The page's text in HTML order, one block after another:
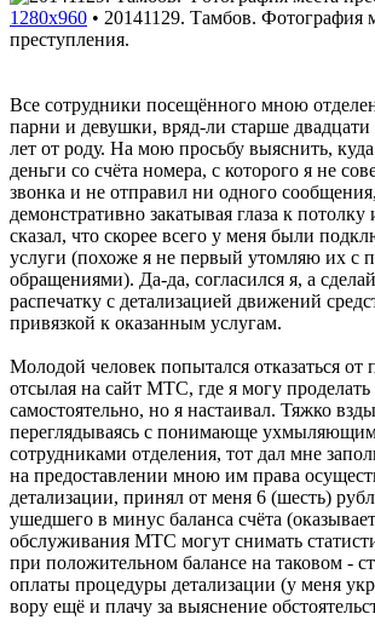
1280x960 • 20141129. Тамбов. Фотография
преступления.
Все сотрудники посещённого мною
парни и девушки, вряд-ли старше двадцати
лет от роду. На мою просьбу выяснить,
деньги со счёта номера, с которого я не
звонка и не отправил ни одного
демонстративно закатывая глаза к потолку
сказал, что скорее всего у меня были
услуги (похоже я не первый утомляю их с
обращениями). Да-да, согласился я, а
распечатку с детализацией движений
привязкой к оказанным услугам.
Молодой человек попытался отказаться
отсылая на сайт МТС, где я могу проделать
самостоятельно, но я настаивал. Тяжко
переглядываясь с понимающе
сотрудниками отделения, тот дал мне
на предоставлении мною им права
детализации, принял от меня 6 (шесть)
ушедшего в минус баланса счёта
обслуживания МТС могут снимать
при положительном балансе на таковом -
оплаты процедуры детализации (у меня
вору ещё и плачу за выяснение